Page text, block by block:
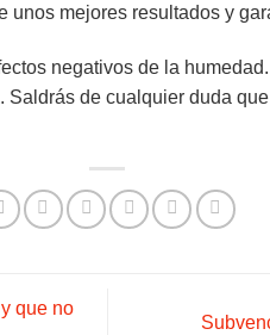
mejores resultados y
negativos de la
. Saldrás de cualquier duda
que no